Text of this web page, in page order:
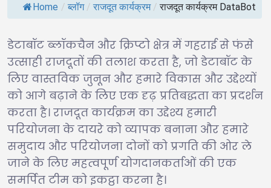
Home / ब्लॉग / राजदूत कार्यक्रम / राजदूत कार्यक्रम DataBot
डेटाबॉट ब्लॉकचैन और क्रिप्टो क्षेत्र में गहराई से फंसे
उत्साही राजदूतों की तलाश करता है, जो डेटाबॉट के
लिए वास्तविक जुनून और हमारे विकास और उद्देश्यों
को आगे बढ़ाने के लिए एक दृढ़ प्रतिबद्धता का प्रदर्शन
करता है। राजदूत कार्यक्रम का उद्देश्य हमारी
परियोजना के दायरे को व्यापक बनाना और हमारे
समुदाय और परियोजना दोनों को प्रगति की ओर ले
जाने के लिए महत्वपूर्ण योगदानकर्ताओं की एक
समर्पित टीम को इकट्ठा करना है।